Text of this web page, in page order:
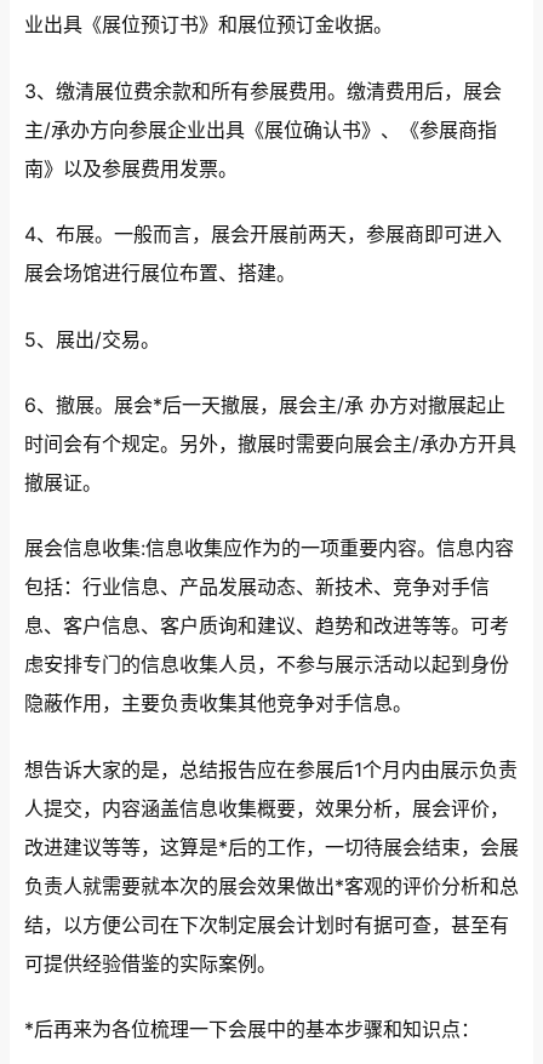
业出具《展位预订书》和展位预订金收据。
3、缴清展位费余款和所有参展费用。缴清费用后，展会
主/承办方向参展企业出具《展位确认书》、《参展商指
南》以及参展费用发票。
4、布展。一般而言，展会开展前两天，参展商即可进入
展会场馆进行展位布置、搭建。
5、展出/交易。
6、撤展。展会*后一天撤展，展会主/承 办方对撤展起止
时间会有个规定。另外，撤展时需要向展会主/承办方开具
撤展证。
展会信息收集:信息收集应作为的一项重要内容。信息内容
包括：行业信息、产品发展动态、新技术、竞争对手信
息、客户信息、客户质询和建议、趋势和改进等等。可考
虑安排专门的信息收集人员，不参与展示活动以起到身份
隐蔽作用，主要负责收集其他竞争对手信息。
想告诉大家的是，总结报告应在参展后1个月内由展示负责
人提交，内容涵盖信息收集概要，效果分析，展会评价，
改进建议等等，这算是*后的工作，一切待展会结束，会展
负责人就需要就本次的展会效果做出*客观的评价分析和总
结，以方便公司在下次制定展会计划时有据可查，甚至有
可提供经验借鉴的实际案例。
*后再来为各位梳理一下会展中的基本步骤和知识点：